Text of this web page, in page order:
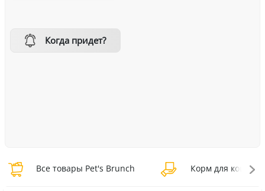
Когда придет?
Все товары Pet's Brunch Корм для кошек